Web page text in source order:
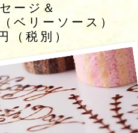
ージ＆
ベリーソース）
（税別）